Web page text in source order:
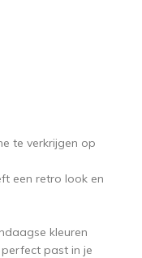
te verkrijgen op
een retro look en
kleuren
past in je